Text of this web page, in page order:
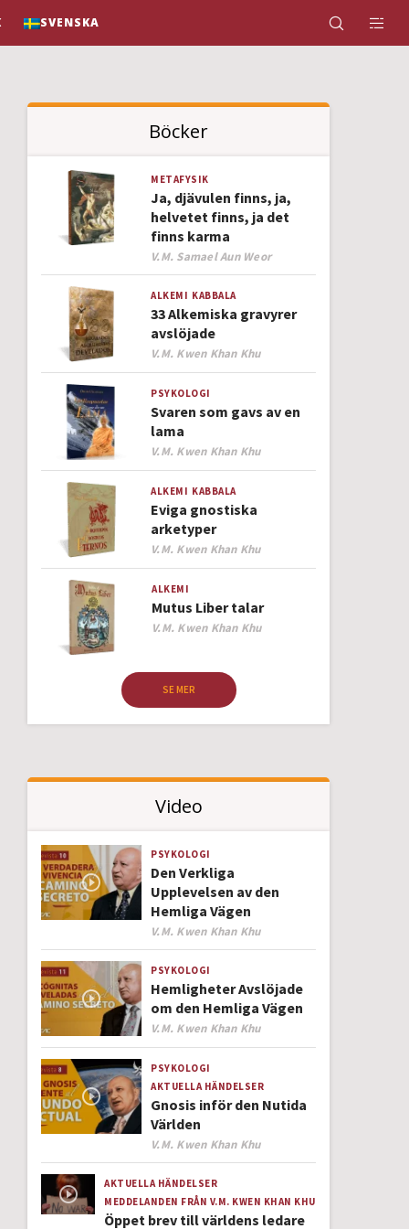
SVENSKA
Böcker
METAFYSIK
Ja, djävulen finns, ja,
helvetet finns, ja det
finns karma
Author
V.M. Samael Aun Weor
ALKEMI KABBALA
33 Alkemiska gravyrer
avslöjade
Author
V.M. Kwen Khan Khu
PSYKOLOGI
Svaren som gavs av en
lama
Author
V.M. Kwen Khan Khu
ALKEMI KABBALA
Eviga gnostiska
arketyper
Author
V.M. Kwen Khan Khu
ALKEMI
Mutus Liber talar
Author
V.M. Kwen Khan Khu
SE MER
Video
PSYKOLOGI
Den Verkliga
Upplevelsen av den
Hemliga Vägen
Author
V.M. Kwen Khan Khu
PSYKOLOGI
Hemligheter Avslöjade
om den Hemliga Vägen
Author
V.M. Kwen Khan Khu
PSYKOLOGI
AKTUELLA HÄNDELSER
Gnosis inför den Nutida
Världen
Author
V.M. Kwen Khan Khu
AKTUELLA HÄNDELSER
MEDDELANDEN FRÅN V.M. KWEN KHAN KHU
Öppet brev till världens ledare